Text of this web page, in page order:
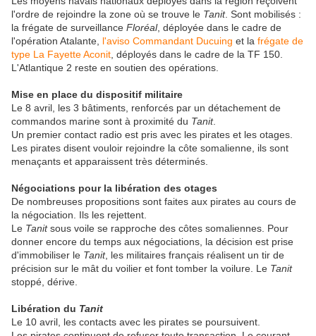
l'ordre de rejoindre la zone où se trouve le Tanit. Sont mobilisés :
la frégate de surveillance Floréal, déployée dans le cadre de
l'opération Atalante, l'aviso Commandant Ducuing et la frégate de
type La Fayette Aconit , déployés dans le cadre de la TF 150.
L'Atlantique 2 reste en soutien des opérations.
Mise en place du dispositif militaire
Le 8 avril, les 3 bâtiments, renforcés par un détachement de
commandos marine sont à proximité du Tanit.
Un premier contact radio est pris avec les pirates et les otages.
Les pirates disent vouloir rejoindre la côte somalienne, ils sont
menaçants et apparaissent très déterminés.
Négociations pour la libération des otages
De nombreuses propositions sont faites aux pirates au cours de
la négociation. Ils les rejettent.
Le Tanitsous voile se rapproche des côtes somaliennes. Pour
donner encore du temps aux négociations, la décision est prise
d'immobiliser le Tanit, les militaires français réalisent un tir de
précision sur le mât du voilier et font tomber la voilure. Le Tanit
stoppé, dérive.
Libération du Tanit
Le 10 avril, les contacts avec les pirates se poursuivent.